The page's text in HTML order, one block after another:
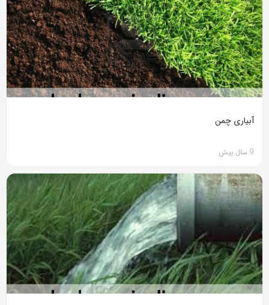
آبیاری چمن
9 سال پیش